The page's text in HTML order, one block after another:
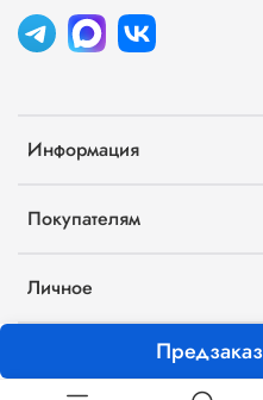
Предзаказ
Информация
Покупателям
Личное